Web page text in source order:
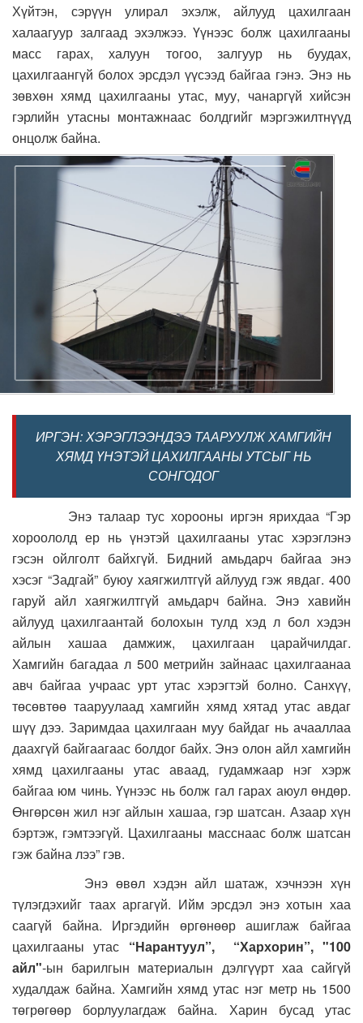
Хүйтэн, сэрүүн улирал эхэлж, айлууд цахилгаан
халаагуур залгаад эхэлжээ. Үүнээс болж цахилгааны
масс гарах, халуун тогоо, залгуур нь буудах,
цахилгаангүй болох эрсдэл үүсээд байгаа гэнэ. Энэ нь
зөвхөн хямд цахилгааны утас, муу, чанаргүй хийсэн
гэрлийн утасны монтажнаас болдгийг мэргэжилтнүүд
онцолж байна.
ИРГЭН: ХЭРЭГЛЭЭНДЭЭ ТААРУУЛЖ ХАМГИЙН
ХЯМД ҮНЭТЭЙ ЦАХИЛГААНЫ УТСЫГ НЬ
СОНГОДОГ
Энэ талаар тус хорооны иргэн ярихдаа “Гэр
хороололд ер нь үнэтэй цахилгааны утас хэрэглэнэ
гэсэн ойлголт байхгүй. Бидний амьдарч байгаа энэ
хэсэг “Задгай” буюу хаягжилтгүй айлууд гэж явдаг. 400
гаруй айл хаягжилтгүй амьдарч байна. Энэ хавийн
айлууд цахилгаантай болохын тулд хэд л бол хэдэн
айлын хашаа дамжиж, цахилгаан царайчилдаг.
Хамгийн багадаа л 500 метрийн зайнаас цахилгаанаа
авч байгаа учраас урт утас хэрэгтэй болно. Санхүү,
төсөвтөө тааруулаад хамгийн хямд хятад утас авдаг
шүү дээ. Заримдаа цахилгаан муу байдаг нь ачааллаа
даахгүй байгаагаас болдог байх. Энэ олон айл хамгийн
хямд цахилгааны утас аваад, гудамжаар нэг хэрж
байгаа юм чинь. Үүнээс нь болж гал гарах аюул өндөр.
Өнгөрсөн жил нэг айлын хашаа, гэр шатсан. Азаар хүн
бэртэж, гэмтээгүй. Цахилгааны масснаас болж шатсан
гэж байна лээ” гэв.
Энэ өвөл хэдэн айл шатаж, хэчнээн хүн
түлэгдэхийг таах аргагүй. Ийм эрсдэл энэ хотын хаа
саагүй байна. Иргэдийн өргөнөөр ашиглаж байгаа
цахилгааны утас “Нарантуул”, “Хархорин”, "100
айл"-ын барилгын материалын дэлгүүрт хаа сайгүй
худалдаж байна. Хамгийн хямд утас нэг метр нь 1500
төгрөгөөр борлуулагдаж байна. Харин бусад утас